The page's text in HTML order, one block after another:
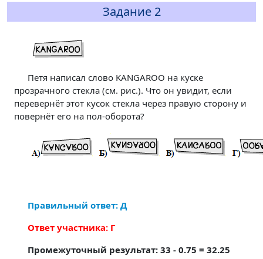
Задание 2
Петя написал слово KANGAROO на куске
прозрачного стекла (см. рис.). Что он увидит, если
перевернёт этот кусок стекла через правую сторону и
повернёт его на пол-оборота?
Правильный ответ: Д
Ответ участника: Г
Промежуточный результат: 33 - 0.75 = 32.25